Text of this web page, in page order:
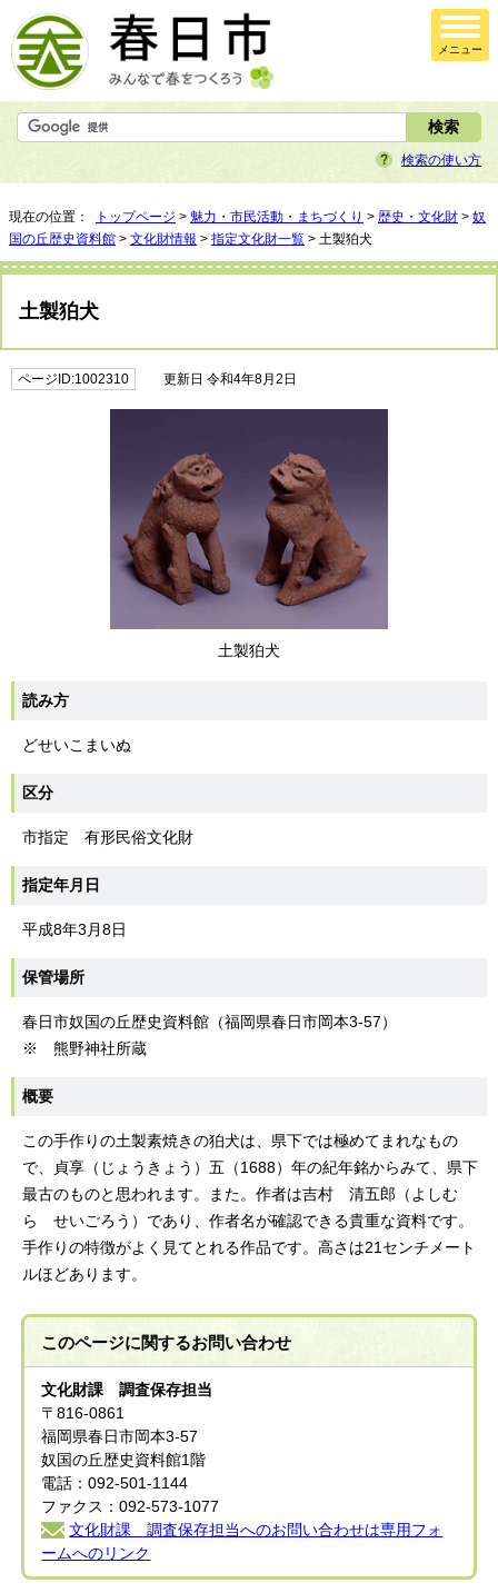
メニュー
検索の使い方
現在の位置： トップページ > 魅力・市民活動・まちづくり > 歴史・文化財 > 奴
国の丘歴史資料館 > 文化財情報 > 指定文化財一覧 > 土製狛犬
土製狛犬
ページID:1002310 更新日 令和4年8月2日
土製狛犬
読み方
どせいこまいぬ
区分
市指定 有形民俗文化財
指定年月日
平成8年3月8日
保管場所
春日市奴国の丘歴史資料館（福岡県春日市岡本3-57）
※ 熊野神社所蔵
概要
この手作りの土製素焼きの狛犬は、県下では極めてまれなもの
で、貞享（じょうきょう）五（1688）年の紀年銘からみて、県下
最古のものと思われます。また。作者は吉村 清五郎（よしむ
ら せいごろう）であり、作者名が確認できる貴重な資料です。
手作りの特徴がよく見てとれる作品です。高さは21センチメート
ルほどあります。
このページに関するお問い合わせ
文化財課 調査保存担当
〒816-0861
福岡県春日市岡本3-57
奴国の丘歴史資料館1階
電話：092-501-1144
ファクス：092-573-1077
文化財課 調査保存担当へのお問い合わせは専用フォ
ームへのリンク